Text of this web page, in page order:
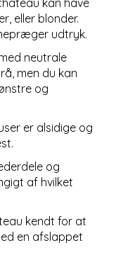
eller blonder.
udtryk.
neutrale
men du kan
og
er alsidige og
og
af hvilket
kendt for at
en afslappet